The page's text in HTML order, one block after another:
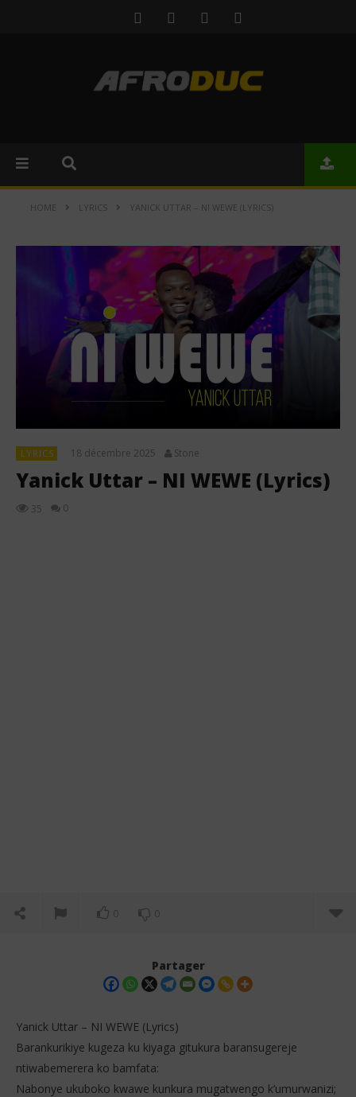
HOME LYRICS YANICK UTTAR – NI WEWE (LYRICS)
LYRICS 18 décembre 2025 Stone
Yanick Uttar – NI WEWE (Lyrics)
35 0
0 0
Partager
Yanick Uttar – NI WEWE (Lyrics)
Barankurikiye kugeza ku kiyaga gitukura baransugereje
ntiwabemerera ko bamfata:
Nabonye ukuboko kwawe kunkura mugatwengo k’umurwanizi;